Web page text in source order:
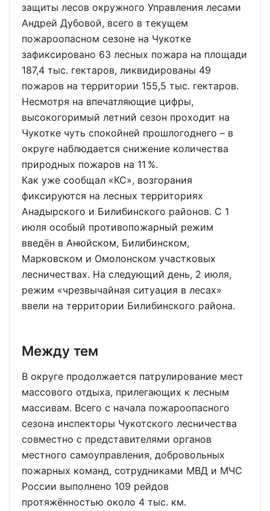
защиты лесов окружного Управления лесами
Андрей Дубовой, всего в текущем
пожароопасном сезоне на Чукотке
зафиксировано 63 лесных пожара на площади
187,4 тыс. гектаров, ликвидированы 49
пожаров на территории 155,5 тыс. гектаров.
Несмотря на впечатляющие цифры,
высокогоримый летний сезон проходит на
Чукотке чуть спокойней прошлогоднего – в
округе наблюдается снижение количества
природных пожаров на 11 %.
Как уже сообщал «КС», возгорания
фиксируются на лесных территориях
Анадырского и Билибинского районов. С 1
июля особый противопожарный режим
введён в Анюйском, Билибинском,
Марковском и Омолонском участковых
лесничествах. На следующий день, 2 июля,
режим «чрезвычайная ситуация в лесах»
ввели на территории Билибинского района.
Между тем
В округе продолжается патрулирование мест
массового отдыха, прилегающих к лесным
массивам. Всего с начала пожароопасного
сезона инспекторы Чукотского лесничества
совместно с представителями органов
местного самоуправления, добровольных
пожарных команд, сотрудниками МВД и МЧС
России выполнено 109 рейдов
протяжённостью около 4 тыс. км.